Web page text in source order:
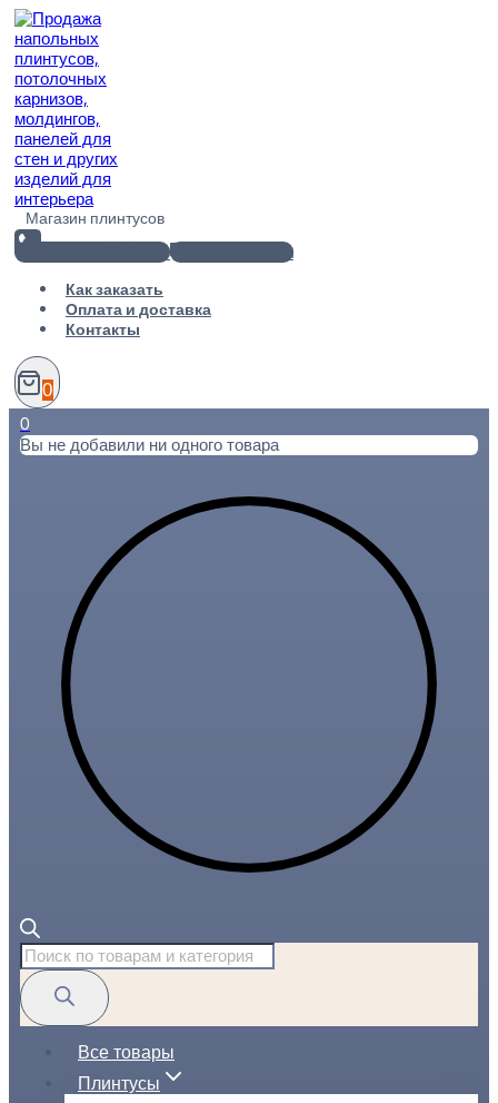
Перейти
содержимому
Магазин плинтусов
+7(812) 920-02-38
info@101metr.ru
Как заказать
Оплата и доставка
Контакты
0
0
Вы не добавили ни одного товара
Поиск
товаров
Все товары
Плинтусы